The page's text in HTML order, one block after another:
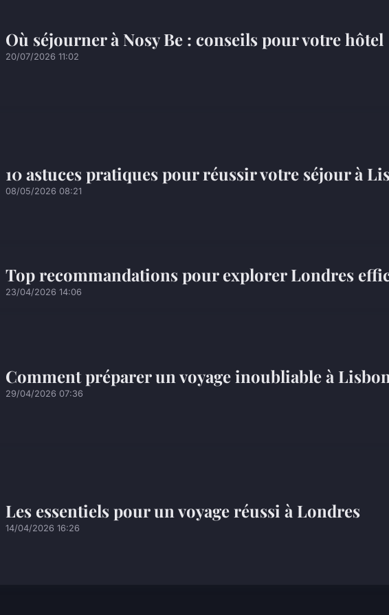
Où séjourner à Nosy Be : conseils pour votre hôtel
20/07/2026 11:02
10 astuces pratiques pour réussir votre séjour à
08/05/2026 08:21
Top recommandations pour explorer Londres
23/04/2026 14:06
Comment préparer un voyage inoubliable à
29/04/2026 07:36
Les essentiels pour un voyage réussi à Londres
14/04/2026 16:26